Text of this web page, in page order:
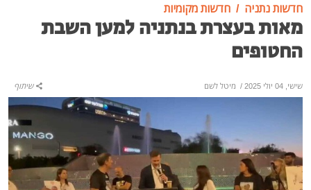
חדשות נתניה חדשות מקומיות
מאות בעצרת בנתניה למען השבת
החטופים
שישי, 04 יולי 2025 / מיטל לשם שיתוף